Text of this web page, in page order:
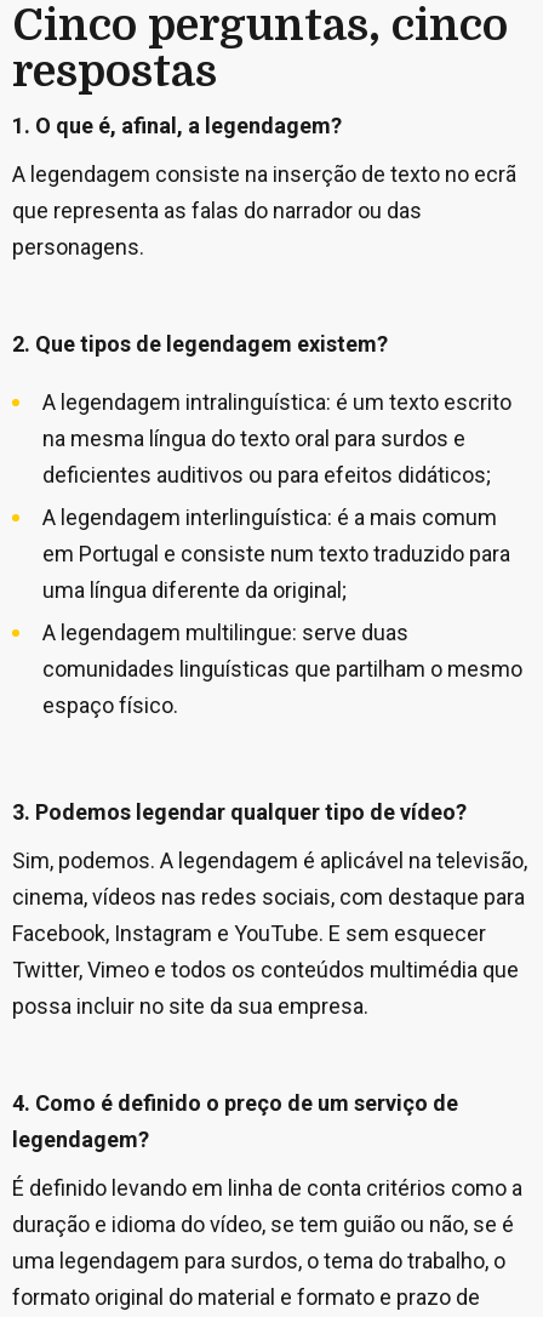
Cinco perguntas, cinco
respostas
1. O que é, afinal, a legendagem?
A legendagem consiste na inserção de texto no ecrã
que representa as falas do narrador ou das
personagens.
2. Que tipos de legendagem existem?
A legendagem intralinguística: é um texto escrito
na mesma língua do texto oral para surdos e
deficientes auditivos ou para efeitos didáticos;
A legendagem interlinguística: é a mais comum
em Portugal e consiste num texto traduzido para
uma língua diferente da original;
A legendagem multilingue: serve duas
comunidades linguísticas que partilham o mesmo
espaço físico.
3. Podemos legendar qualquer tipo de vídeo?
Sim, podemos. A legendagem é aplicável na televisão,
cinema, vídeos nas redes sociais, com destaque para
Facebook, Instagram e YouTube. E sem esquecer
Twitter, Vimeo e todos os conteúdos multimédia que
possa incluir no site da sua empresa.
4. Como é definido o preço de um serviço de
legendagem?
É definido levando em linha de conta critérios como a
duração e idioma do vídeo, se tem guião ou não, se é
uma legendagem para surdos, o tema do trabalho, o
formato original do material e formato e prazo de